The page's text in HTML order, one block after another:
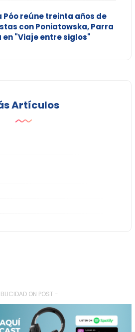
Póo reúne treinta años de
con Poniatowska, Parra
en "Viaje entre siglos"
Artículos
ON POST -